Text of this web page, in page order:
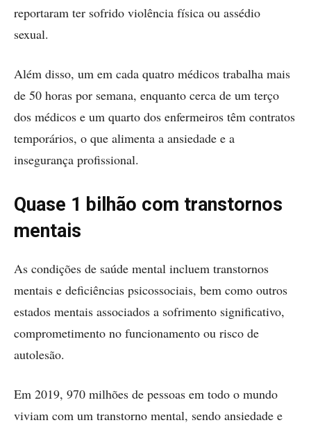
reportaram ter sofrido violência física ou assédio
sexual.
Além disso, um em cada quatro médicos trabalha mais
de 50 horas por semana, enquanto cerca de um terço
dos médicos e um quarto dos enfermeiros têm contratos
temporários, o que alimenta a ansiedade e a
insegurança profissional.
Quase 1 bilhão com transtornos
mentais
As condições de saúde mental incluem transtornos
mentais e deficiências psicossociais, bem como outros
estados mentais associados a sofrimento significativo,
comprometimento no funcionamento ou risco de
autolesão.
Em 2019, 970 milhões de pessoas em todo o mundo
viviam com um transtorno mental, sendo ansiedade e